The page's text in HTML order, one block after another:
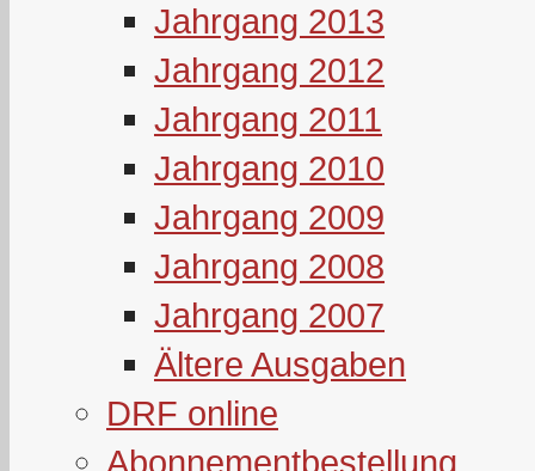
Jahrgang 2013
Jahrgang 2012
Jahrgang 2011
Jahrgang 2010
Jahrgang 2009
Jahrgang 2008
Jahrgang 2007
Ältere Ausgaben
DRF online
Abonnementbestellung